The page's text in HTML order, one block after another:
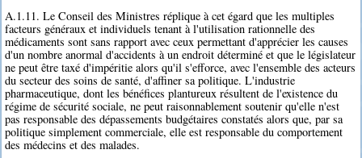
A.1.11. Le Conseil des Ministres réplique à cet égard que les multiples
facteurs généraux et individuels tenant à l'utilisation rationnelle des
médicaments sont sans rapport avec ceux permettant d'apprécier les causes
d'un nombre anormal d'accidents à un endroit déterminé et que le législateur
ne peut être taxé d'impéritie alors qu'il s'efforce, avec l'ensemble des acteurs
du secteur des soins de santé, d'affiner sa politique. L'industrie
pharmaceutique, dont les bénéfices plantureux résultent de l'existence du
régime de sécurité sociale, ne peut raisonnablement soutenir qu'elle n'est
pas responsable des dépassements budgétaires constatés alors que, par sa
politique simplement commerciale, elle est responsable du comportement
des médecins et des malades.